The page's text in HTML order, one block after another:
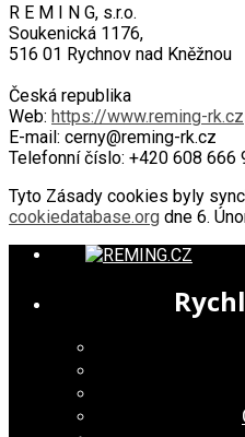
R E M I N G, s.r.o.
Soukenická 1176,
516 01 Rychnov nad Kněžnou
Česká republika
Web: https://www.reming-rk.cz
E-mail: cerny@reming-rk.cz
Telefonní číslo: +420 608 666
Tyto Zásady cookies byly
cookiedatabase.org dne 6.